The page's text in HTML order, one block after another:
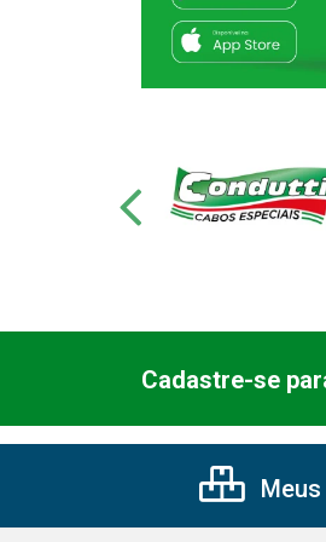
Cadastre-se